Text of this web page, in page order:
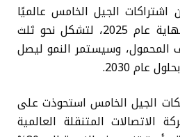
الجيل الخامس عالميًا
ستصل إلى 2.9 مليار بنهاية عام 2025، لتشكل نحو ثلث
المحمول، وسيستمر النمو ليصل
الجيل الخامس استحوذت على
من حركة الاتصالات المتنقلة العالمية